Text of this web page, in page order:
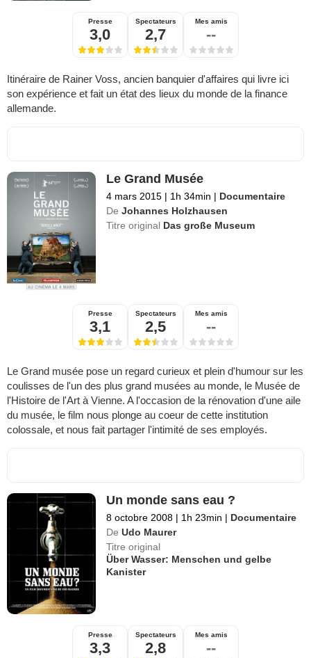
Presse
3,0
Spectateurs
2,7
Mes amis
--
Itinéraire de Rainer Voss, ancien banquier d'affaires qui livre ici
son expérience et fait un état des lieux du monde de la finance
allemande.
Le Grand Musée
4 mars 2015 | 1h 34min | Documentaire
De Johannes Holzhausen
Titre original Das große Museum
Presse
3,1
Spectateurs
2,5
Mes amis
--
Le Grand musée pose un regard curieux et plein d'humour sur les
coulisses de l'un des plus grand musées au monde, le Musée de
l'Histoire de l'Art à Vienne. A l'occasion de la rénovation d'une aile
du musée, le film nous plonge au coeur de cette institution
colossale, et nous fait partager l'intimité de ses employés.
Un monde sans eau ?
8 octobre 2008 | 1h 23min | Documentaire
De Udo Maurer
Titre original
Über Wasser: Menschen und gelbe
Kanister
Presse
3,3
Spectateurs
2,8
Mes amis
--